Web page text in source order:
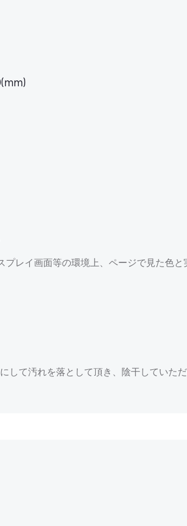
レイ画面等の環境上、ページで見た色と
して汚れを落として頂き、陰干していた